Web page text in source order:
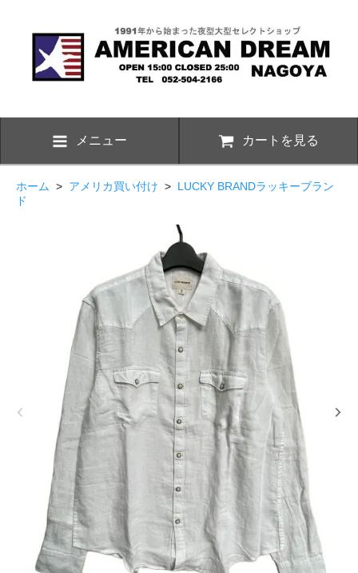
メニュー カートを見る
ホーム > アメリカ買い付け > LUCKY BRANDラッキーブラン
ド